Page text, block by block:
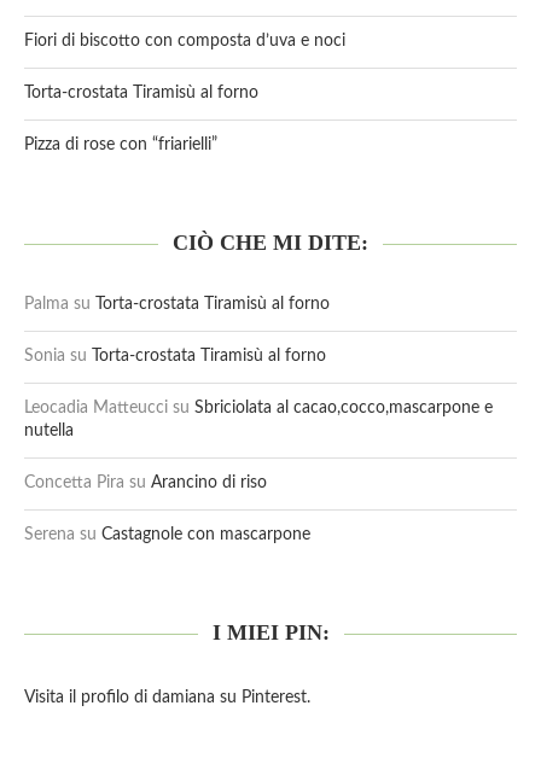
Fiori di biscotto con composta d’uva e noci
Torta-crostata Tiramisù al forno
Pizza di rose con “friarielli”
CIÒ CHE MI DITE:
Palma su Torta-crostata Tiramisù al forno
Sonia su Torta-crostata Tiramisù al forno
Leocadia Matteucci su Sbriciolata al cacao,cocco,mascarpone e
nutella
Concetta Pira su Arancino di riso
Serena su Castagnole con mascarpone
I MIEI PIN:
Visita il profilo di damiana su Pinterest.